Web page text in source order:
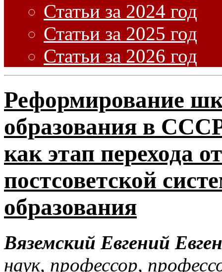
Статьи за 2024 год
Статьи за 2025 год
Статьи за 2026 год
Реформирование
образования в
как этап перехода
постсоветской
образования
Вяземский Евгений
наук, профессор,